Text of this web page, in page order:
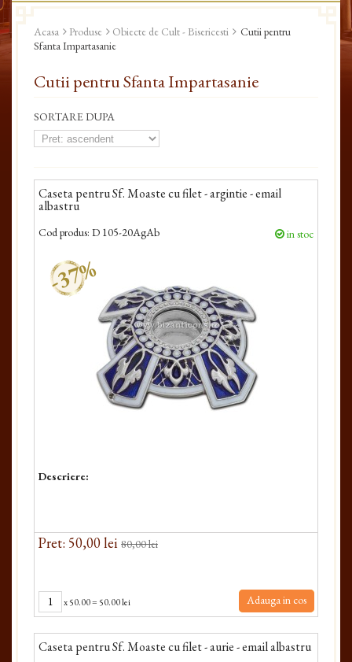
Acasa Produse Obiecte de Cult - Bisericesti
Cutii pentru
Sfanta Impartasanie
Cutii pentru Sfanta Impartasanie
SORTARE DUPA
Caseta pentru Sf. Moaste cu filet - argintie - email
albastru
Cod produs: D 105-20AgAb in stoc
-37%
Descriere:
Pret: 50,00 lei 80,00 lei
x50.00= 50.00 lei Adauga in cos
Caseta pentru Sf. Moaste cu filet - aurie - email albastru